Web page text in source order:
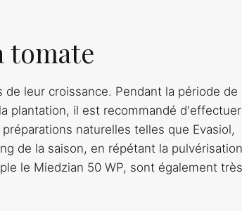
tomate
leur croissance. Pendant la période de
plantation, il est recommandé
naturelles telles que Evasiol,
de la saison, en répétant la
le Miedzian 50 WP, sont également très